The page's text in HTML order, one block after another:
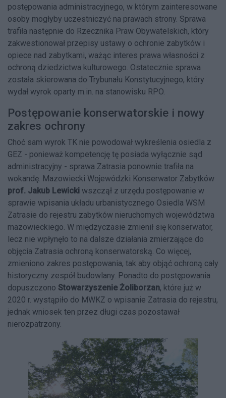
postępowania administracyjnego, w którym zainteresowane
osoby mogłyby uczestniczyć na prawach strony. Sprawa
trafiła następnie do Rzecznika Praw Obywatelskich, który
zakwestionował przepisy ustawy o ochronie zabytków i
opiece nad zabytkami, ważąc interes prawa własności z
ochroną dziedzictwa kulturowego. Ostatecznie sprawa
została skierowana do Trybunału Konstytucyjnego, który
wydał wyrok oparty m.in. na stanowisku RPO.
Postępowanie konserwatorskie i nowy
zakres ochrony
Choć sam wyrok TK nie powodował wykreślenia osiedla z
GEZ - ponieważ kompetencję tę posiada wyłącznie sąd
administracyjny - sprawa Zatrasia ponownie trafiła na
wokandę. Mazowiecki Wojewódzki Konserwator Zabytków
prof. Jakub Lewicki wszczął z urzędu postępowanie w
sprawie wpisania układu urbanistycznego Osiedla WSM
Zatrasie do rejestru zabytków nieruchomych województwa
mazowieckiego. W międzyczasie zmienił się konserwator,
lecz nie wpłynęło to na dalsze działania zmierzające do
objęcia Zatrasia ochroną konserwatorską. Co więcej,
zmieniono zakres postępowania, tak aby objąć ochroną cały
historyczny zespół budowlany. Ponadto do postępowania
dopuszczono Stowarzyszenie Żoliborzan, które już w
2020 r. wystąpiło do MWKZ o wpisanie Zatrasia do rejestru,
jednak wniosek ten przez długi czas pozostawał
nierozpatrzony.